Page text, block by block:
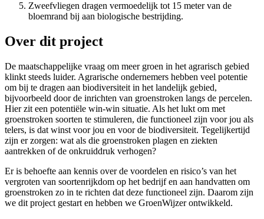
Zweefvliegen dragen vermoedelijk tot 15 meter van de
bloemrand bij aan biologische bestrijding.
Over dit project
De maatschappelijke vraag om meer groen in het agrarisch gebied
klinkt steeds luider. Agrarische ondernemers hebben veel potentie
om bij te dragen aan biodiversiteit in het landelijk gebied,
bijvoorbeeld door de inrichten van groenstroken langs de percelen.
Hier zit een potentiële win-win situatie. Als het lukt om met
groenstroken soorten te stimuleren, die functioneel zijn voor jou als
telers, is dat winst voor jou en voor de biodiversiteit. Tegelijkertijd
zijn er zorgen: wat als die groenstroken plagen en ziekten
aantrekken of de onkruiddruk verhogen?
Er is behoefte aan kennis over de voordelen en risico’s van het
vergroten van soortenrijkdom op het bedrijf en aan handvatten om
groenstroken zo in te richten dat deze functioneel zijn. Daarom zijn
we dit project gestart en hebben we GroenWijzer ontwikkeld.